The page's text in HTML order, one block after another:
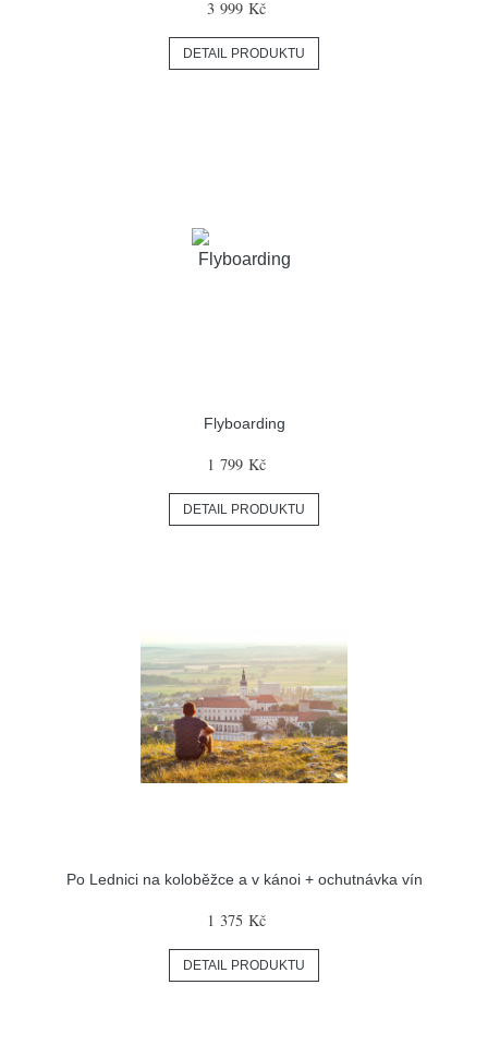
3 999 Kč
DETAIL PRODUKTU
Flyboarding
1 799 Kč
DETAIL PRODUKTU
Po Lednici na koloběžce a v kánoi + ochutnávka vín
1 375 Kč
DETAIL PRODUKTU